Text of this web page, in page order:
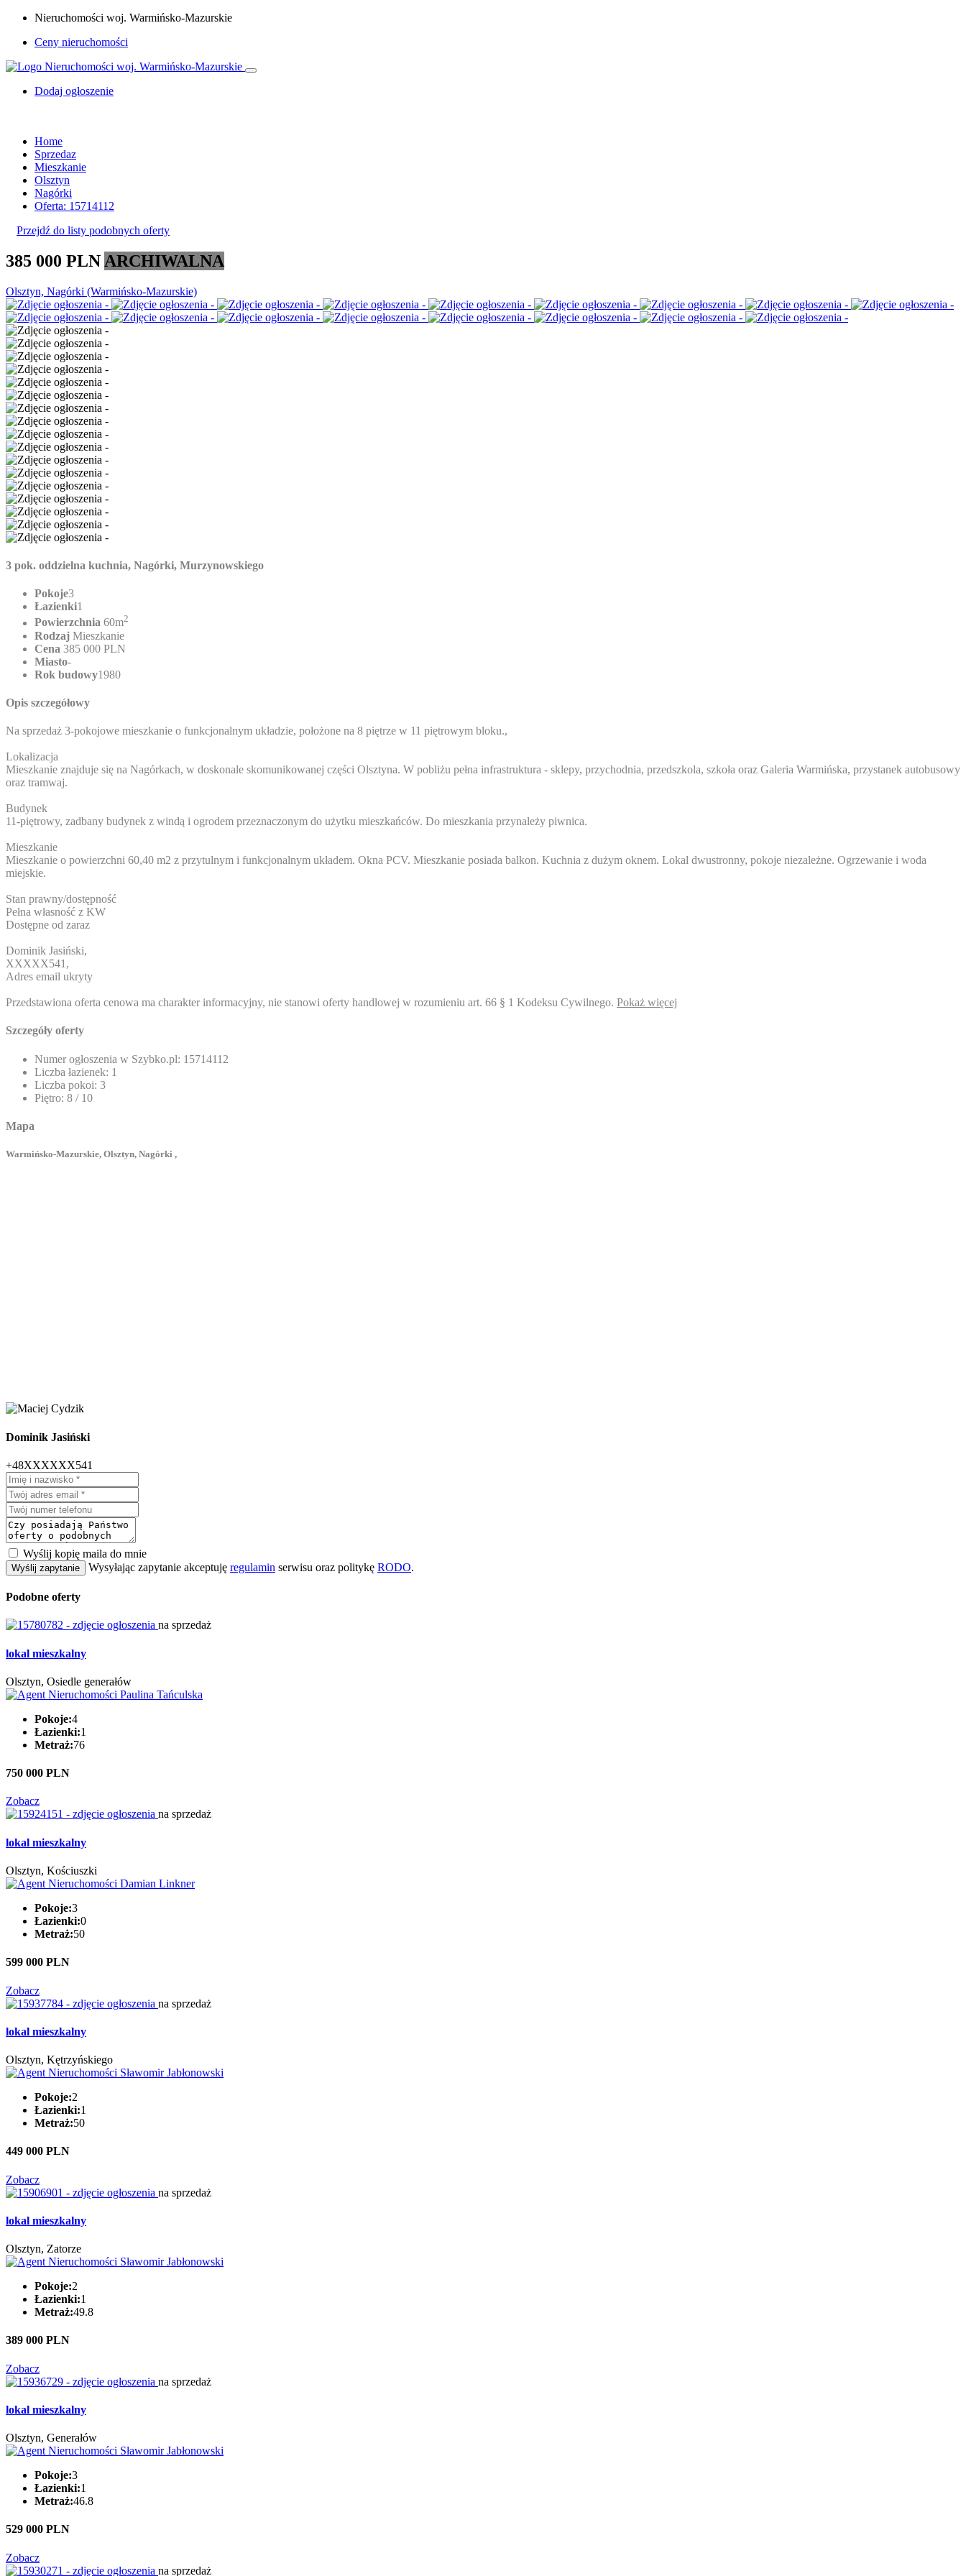
Nieruchomości woj. Warmińsko-Mazurskie
Ceny nieruchomości
Dodaj ogłoszenie
Home
Sprzedaz
Mieszkanie
Olsztyn
Nagórki
Oferta: 15714112
Przejdź do listy podobnych oferty
385 000 PLN ARCHIWALNA
Olsztyn, Nagórki (Warmińsko-Mazurskie)
3 pok. oddzielna kuchnia, Nagórki, Murzynowskiego
Pokoje3
Łazienki1
Powierzchnia 60m2
Rodzaj Mieszkanie
Cena 385 000 PLN
Miasto-
Rok budowy1980
Opis szczegółowy
Na sprzedaż 3-pokojowe mieszkanie o funkcjonalnym układzie, położone na 8 piętrze w 11 piętrowym bloku.,
Lokalizacja
Mieszkanie znajduje się na Nagórkach, w doskonale skomunikowanej części Olsztyna. W pobliżu pełna infrastruktura - sklepy, przychodnia, przedszkola, szkoła oraz Galeria Warmińska, przystanek autobusowy
oraz tramwaj.
Budynek
11-piętrowy, zadbany budynek z windą i ogrodem przeznaczonym do użytku mieszkańców. Do mieszkania przynależy piwnica.
Mieszkanie
Mieszkanie o powierzchni 60,40 m2 z przytulnym i funkcjonalnym układem. Okna PCV. Mieszkanie posiada balkon. Kuchnia z dużym oknem. Lokal dwustronny, pokoje niezależne. Ogrzewanie i woda
miejskie.
Stan prawny/dostępność
Pełna własność z KW
Dostępne od zaraz
Dominik Jasiński,
XXXXX541 ,
Adres email ukryty
Przedstawiona oferta cenowa ma charakter informacyjny, nie stanowi oferty handlowej w rozumieniu art. 66 § 1 Kodeksu Cywilnego. Pokaż więcej
Szczegóły oferty
Numer ogłoszenia w Szybko.pl: 15714112
Liczba łazienek: 1
Liczba pokoi: 3
Piętro: 8 / 10
Mapa
Warmińsko-Mazurskie, Olsztyn, Nagórki ,
Dominik Jasiński
+48XXXXXX541
Wyślij kopię maila do mnie
Wyślij zapytanie Wysyłając zapytanie akceptuję regulamin serwisu oraz politykę RODO.
Podobne oferty
na sprzedaż
lokal mieszkalny
Olsztyn, Osiedle generałów
Pokoje:4
Łazienki:1
Metraż:76
750 000 PLN
Zobacz
na sprzedaż
lokal mieszkalny
Olsztyn, Kościuszki
Pokoje:3
Łazienki:0
Metraż:50
599 000 PLN
Zobacz
na sprzedaż
lokal mieszkalny
Olsztyn, Kętrzyńskiego
Pokoje:2
Łazienki:1
Metraż:50
449 000 PLN
Zobacz
na sprzedaż
lokal mieszkalny
Olsztyn, Zatorze
Pokoje:2
Łazienki:1
Metraż:49.8
389 000 PLN
Zobacz
na sprzedaż
lokal mieszkalny
Olsztyn, Generałów
Pokoje:3
Łazienki:1
Metraż:46.8
529 000 PLN
Zobacz
na sprzedaż